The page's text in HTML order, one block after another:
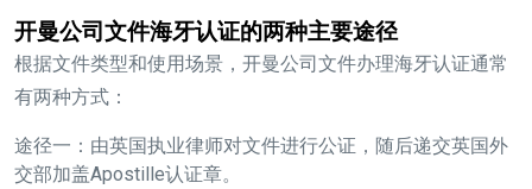
开曼公司文件海牙认证的两种主要途径
根据文件类型和使用场景，开曼公司文件办理海牙认证通常
有两种方式：
途径一： 由英国执业律师对文件进行公证，随后递交英国外
交部加盖Apostille认证章。